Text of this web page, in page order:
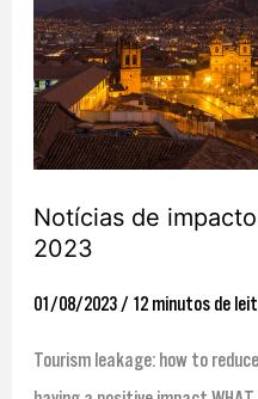
Notícias de
2023
01/08/2023 / 12 minutos de
Tourism leakage: how to
outubro
de
2023